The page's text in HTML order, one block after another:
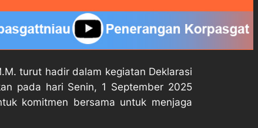
turut hadir dalam kegiatan Deklarasi
pada hari Senin, 1 September 2025
komitmen bersama untuk menjaga